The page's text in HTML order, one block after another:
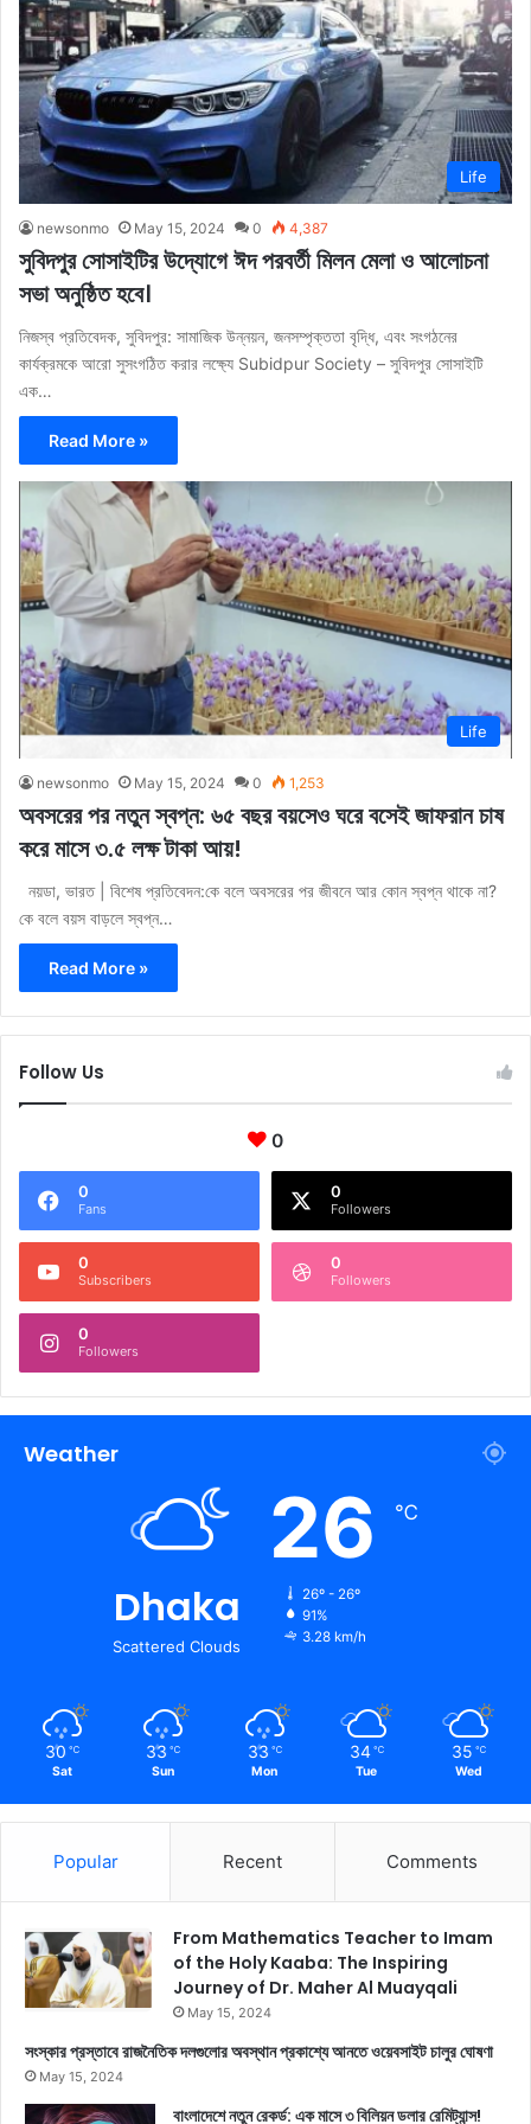
Life
newsonmo May 15, 2024 0 4,387
সুবিদপুর সোসাইটির উদ্যোগে ঈদ পরবর্তী মিলন মেলা ও আলোচনা
সভা অনুষ্ঠিত হবে।
নিজস্ব প্রতিবেদক, সুবিদপুর: সামাজিক উন্নয়ন, জনসম্পৃক্ততা বৃদ্ধি, এবং সংগঠনের
কার্যক্রমকে আরো সুসংগঠিত করার লক্ষ্যে Subidpur Society – সুবিদপুর সোসাইটি
এক…
Read More »
Life
newsonmo May 15, 2024 0 1,253
অবসরের পর নতুন স্বপ্ন: ৬৫ বছর বয়সেও ঘরে বসেই জাফরান চাষ
করে মাসে ৩.৫ লক্ষ টাকা আয়!
নয়ডা, ভারত | বিশেষ প্রতিবেদন:কে বলে অবসরের পর জীবনে আর কোন স্বপ্ন থাকে না?
কে বলে বয়স বাড়লে স্বপ্ন…
Read More »
Follow Us
0
0
Fans
0
Followers
0
Subscribers
0
Followers
0
Followers
Weather
Dhaka
Scattered Clouds
26 ℃
26º - 26º
91%
3.28 km/h
30 ℃
Sat
33 ℃
Sun
33 ℃
Mon
34 ℃
Tue
35 ℃
Wed
Popular Recent Comments
From Mathematics Teacher to Imam
of the Holy Kaaba: The Inspiring
Journey of Dr. Maher Al Muayqali
May 15, 2024
সংস্কার প্রস্তাবে রাজনৈতিক দলগুলোর অবস্থান প্রকাশ্যে আনতে ওয়েবসাইট চালুর ঘোষণা
May 15, 2024
বাংলাদেশে নতুন রেকর্ড: এক মাসে ৩ বিলিয়ন ডলার রেমিট্যান্স!